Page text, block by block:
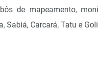
de mapeamento,
Sabiá, Carcará, Tatu e